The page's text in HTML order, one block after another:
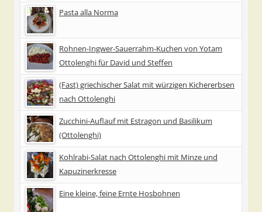
Pasta alla Norma
Rohnen-Ingwer-Sauerrahm-Kuchen von Yotam
Ottolenghi für David und Steffen
(Fast) griechischer Salat mit würzigen Kichererbsen
nach Ottolenghi
Zucchini-Auflauf mit Estragon und Basilikum
(Ottolenghi)
Kohlrabi-Salat nach Ottolenghi mit Minze und
Kapuzinerkresse
Eine kleine, feine Ernte Hosbohnen